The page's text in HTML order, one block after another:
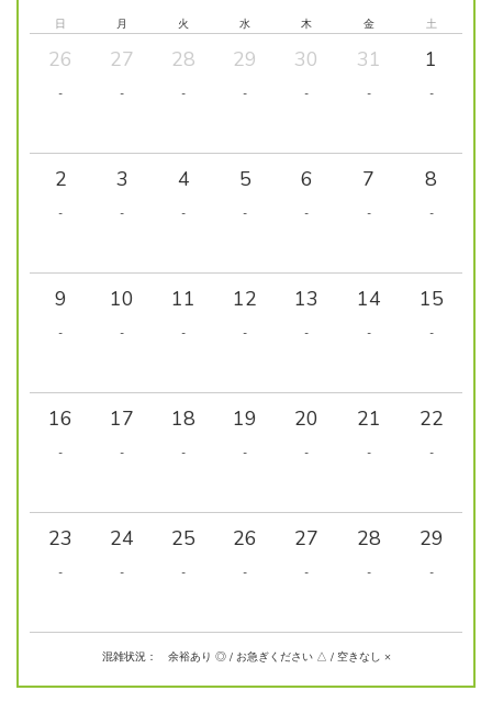
日 月 火 水 木 金 土
26
-
27
-
28
-
29
-
30
-
31
-
1
-
2
-
3
-
4
-
5
-
6
-
7
-
8
-
9
-
10
-
11
-
12
-
13
-
14
-
15
-
16
-
17
-
18
-
19
-
20
-
21
-
22
-
23
-
24
-
25
-
26
-
27
-
28
-
29
-
混雑状況： 余裕あり ◎ / お急ぎください △ / 空きなし ×